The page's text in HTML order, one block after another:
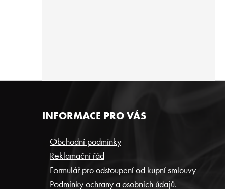
INFORMACE PRO VÁS
Obchodní podmínky
Reklamační řád
Formulář pro odstoupení od kupní smlouvy
Podmínky ochrany a osobních údajů.